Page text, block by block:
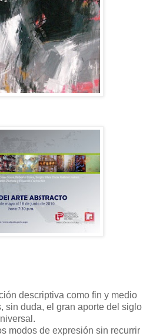
descriptiva como fin y medio
sin duda, el gran aporte del siglo
modos de expresión sin recurrir